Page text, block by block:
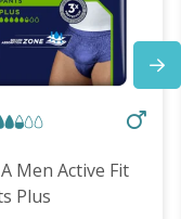
Men Active Fit
Pants Plus